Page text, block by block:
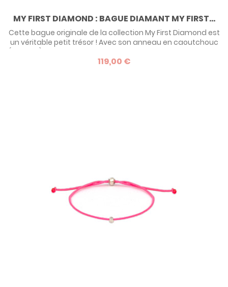
MY FIRST DIAMOND : BAGUE DIAMANT MY FIRST...
Cette bague originale de la collection My First Diamond est
un véritable petit trésor ! Avec son anneau en caoutchouc
fait un premier bijou aussi précieux qu’original. Parfaite pour
119,00 €